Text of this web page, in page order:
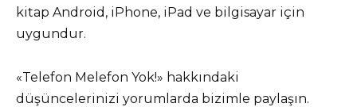
kitap Android, iPhone, iPad ve bilgisayar için
uygundur.
«Telefon Melefon Yok!» hakkındaki
düşüncelerinizi yorumlarda bizimle paylaşın.